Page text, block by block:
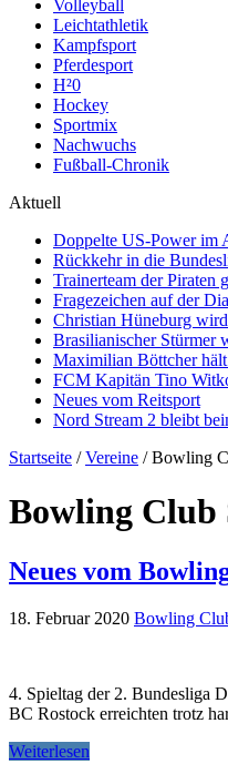
Volleyball
Leichtathletik
Kampfsport
Pferdesport
H²0
Hockey
Sportmix
Nachwuchs
Fußball-Chronik
Aktuell
Doppelte US-Power im
Rückkehr in die
Trainerteam der Piraten
Fragezeichen auf der
Christian Hüneburg
Brasilianischer Stürmer
Maximilian Böttcher
FCM Kapitän Tino
Neues vom Reitsport
Nord Stream 2 bleibt
Startseite / Vereine / Bowling
Bowling Club
Neues vom
18. Februar 2020 Bowling
4. Spieltag der 2. Bundesliga
BC Rostock erreichten trotz
Weiterlesen